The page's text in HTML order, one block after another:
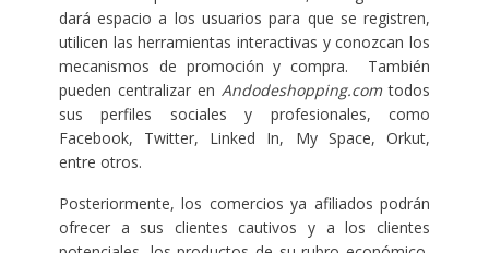
dará espacio a los usuarios para que se registren,
utilicen las herramientas interactivas y conozcan los
mecanismos de promoción y compra. También
pueden centralizar enAndodeshopping.comtodos
sus perfiles sociales y profesionales, como
Facebook, Twitter, Linked In, My Space, Orkut,
entre otros.
Posteriormente, los comercios ya afiliados podrán
ofrecer a sus clientes cautivos y a los clientes